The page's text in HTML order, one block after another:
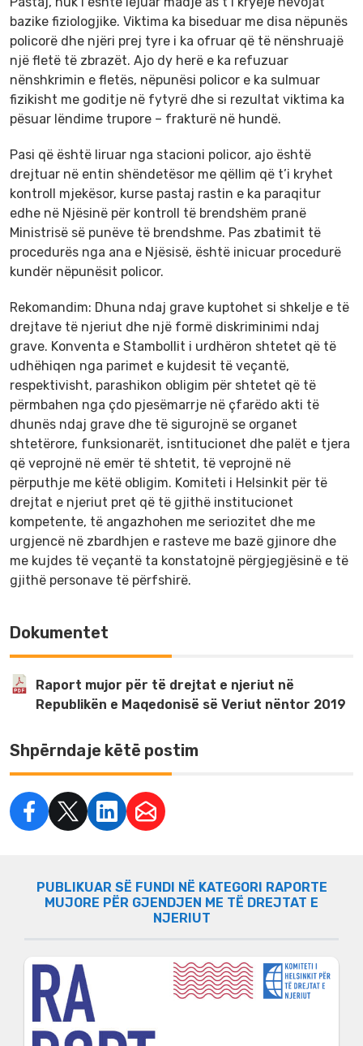
bazike fiziologjike. Viktima ka biseduar me disa nëpunës
policorë dhe njëri prej tyre i ka ofruar që të nënshruajë
një fletë të zbrazët. Ajo dy herë e ka refuzuar
nënshkrimin e fletës, nëpunësi policor e ka sulmuar
fizikisht me goditje në fytyrë dhe si rezultat viktima ka
pësuar lëndime trupore – frakturë në hundë.
Pasi që është liruar nga stacioni policor, ajo është
drejtuar në entin shëndetësor me qëllim që t’i kryhet
kontroll mjekësor, kurse pastaj rastin e ka paraqitur
edhe në Njësinë për kontroll të brendshëm pranë
Ministrisë së punëve të brendshme. Pas zbatimit të
procedurës nga ana e Njësisë, është inicuar procedurë
kundër nëpunësit policor.
Rekomandim: Dhuna ndaj grave kuptohet si shkelje e të
drejtave të njeriut dhe një formë diskriminimi ndaj
grave. Konventa e Stambollit i urdhëron shtetet që të
udhëhiqen nga parimet e kujdesit të veçantë,
respektivisht, parashikon obligim për shtetet që të
përmbahen nga çdo pjesëmarrje në çfarëdo akti të
dhunës ndaj grave dhe të sigurojnë se organet
shtetërore, funksionarët, isntitucionet dhe palët e tjera
që veprojnë në emër të shtetit, të veprojnë në
përputhje me këtë obligim. Komiteti i Helsinkit për të
drejtat e njeriut pret që të gjithë institucionet
kompetente, të angazhohen me seriozitet dhe me
urgjencë në zbardhjen e rasteve me bazë gjinore dhe
me kujdes të veçantë ta konstatojnë përgjegjësinë e të
gjithë personave të përfshirë.
Dokumentet
Raport mujor për të drejtat e njeriut në
Republikën e Maqedonisë së Veriut nëntor 2019
Shpërndaje këtë postim
PUBLIKUAR SË FUNDI NË KATEGORI RAPORTE
MUJORE PËR GJENDJEN ME TË DREJTAT E
NJERIUT